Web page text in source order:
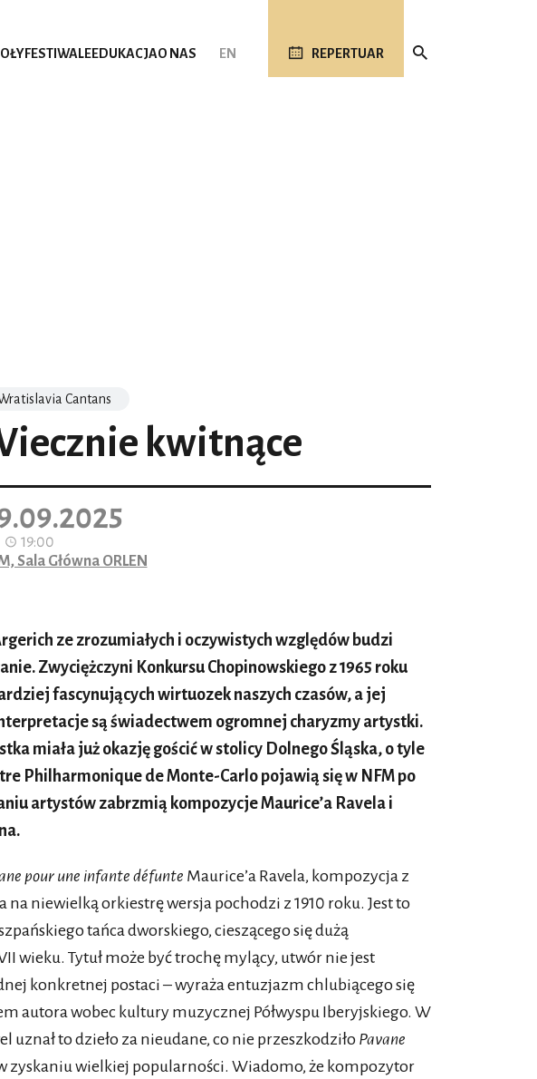
FESTIWALEEDUKACJAO NAS EN REPERTUAR
Cantans
kwitnące
19:00
Sala Główna ORLEN
ze zrozumiałych i oczywistych względów budzi
Zwyciężczyni Konkursu Chopinowskiego z 1965 roku
fascynujących wirtuozek naszych czasów, a jej
są świadectwem ogromnej charyzmy artystki.
miała już okazję gościć w stolicy Dolnego Śląska, o tyle
Philharmonique de Monte-Carlo pojawią się w NFM po
artystów zabrzmią kompozycje Maurice’a Ravela i
pour une infante défunte Maurice’a Ravela, kompozycja z
na niewielką orkiestrę wersja pochodzi z 1910 roku. Jest to
tańca dworskiego, cieszącego się dużą
wieku. Tytuł może być trochę mylący, utwór nie jest
konkretnej postaci – wyraża entuzjazm chlubiącego się
autora wobec kultury muzycznej Półwyspu Iberyjskiego. W
uznał to dzieło za nieudane, co nie przeszkodziło Pavane
zyskaniu wielkiej popularności. Wiadomo, że kompozytor